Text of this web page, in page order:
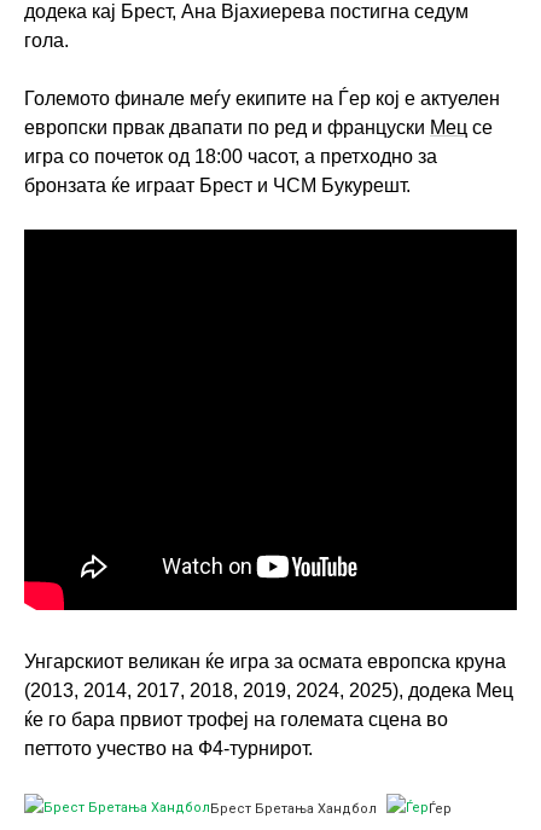
додека кај Брест, Ана Вјахиерева постигна седум
гола.
Големото финале меѓу екипите на Ѓер кој е актуелен
европски првак двапати по ред и француски Мец се
игра со почеток од 18:00 часот, а претходно за
бронзата ќе играат Брест и ЧСМ Букурешт.
Унгарскиот великан ќе игра за осмата европска круна
(2013, 2014, 2017, 2018, 2019, 2024, 2025), додека Мец
ќе го бара првиот трофеј на големата сцена во
петтото учество на Ф4-турнирот.
Брест Бретања Хандбол Ѓер